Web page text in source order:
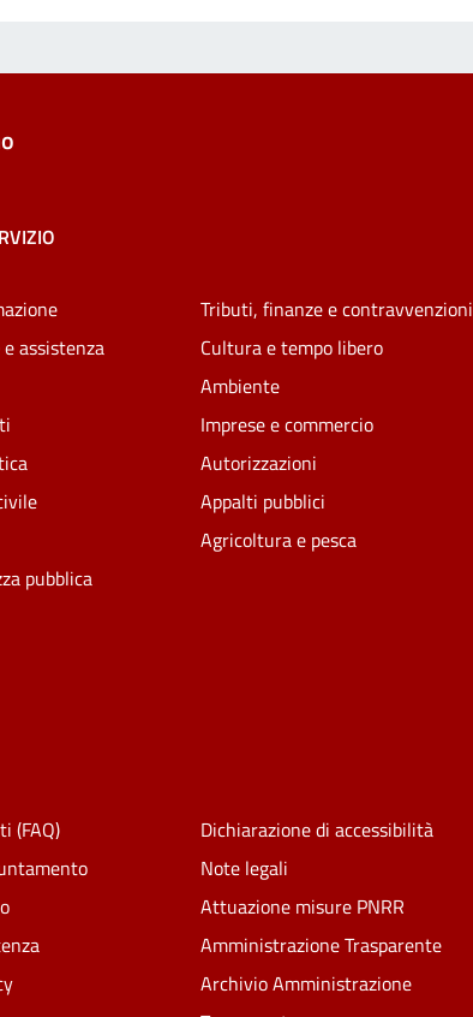
assistenza
pubblica
Tributi, finanze e contravvenzioni
Cultura e tempo libero
Ambiente
Imprese e commercio
Autorizzazioni
Appalti pubblici
Agricoltura e pesca
(FAQ)
Dichiarazione di accessibilità
Note legali
Attuazione misure PNRR
Amministrazione Trasparente
Archivio Amministrazione